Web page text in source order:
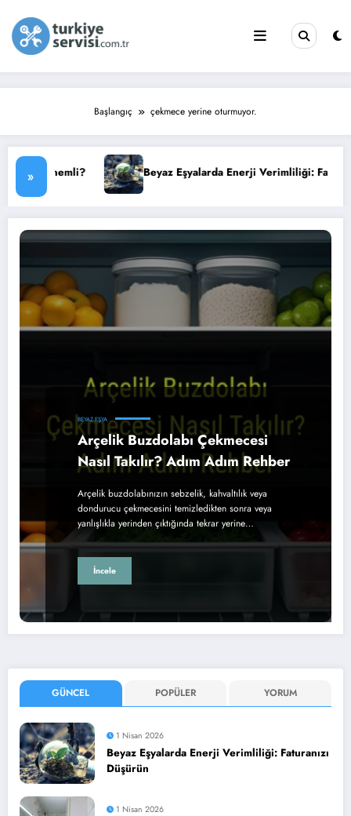
Başlangıç çekmece yerine oturmuyor.
» Beyaz Eşyalarda Enerji Verimliliği: Faturanızı Düşürün
BEYAZ EŞYA
Arçelik Buzdolabı Çekmecesi
Nasıl Takılır? Adım Adım Rehber
Arçelik buzdolabınızın sebzelik, kahvaltılık veya
dondurucu çekmecesini temizledikten sonra veya
yanlışlıkla yerinden çıktığında tekrar yerine…
İncele
GÜNCEL POPÜLER YORUM
1 Nisan 2026
Beyaz Eşyalarda Enerji Verimliliği: Faturanızı
Düşürün
1 Nisan 2026